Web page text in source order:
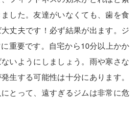
した。友達がいなくても、歯を食
丈夫です！必ず結果が出ます。ジ
重要です。自宅から10分以上かか
いようにしましょう。雨や寒さな
生する可能性は十分にあります。
とって、遠すぎるジムは非常に危